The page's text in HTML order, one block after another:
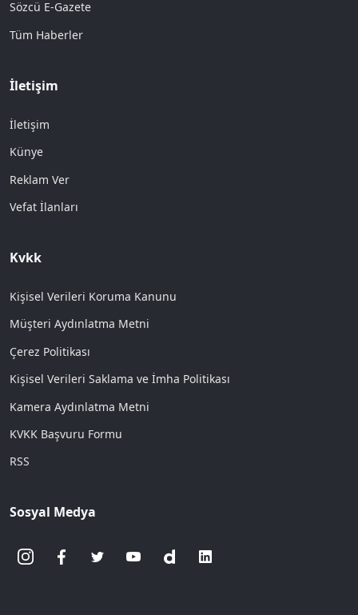
Sözcü E-Gazete
Tüm Haberler
İletişim
İletişim
Künye
Reklam Ver
Vefat İlanları
Kvkk
Kişisel Verileri Koruma Kanunu
Müşteri Aydınlatma Metni
Çerez Politikası
Kişisel Verileri Saklama ve İmha Politikası
Kamera Aydınlatma Metni
KVKK Başvuru Formu
RSS
Sosyal Medya